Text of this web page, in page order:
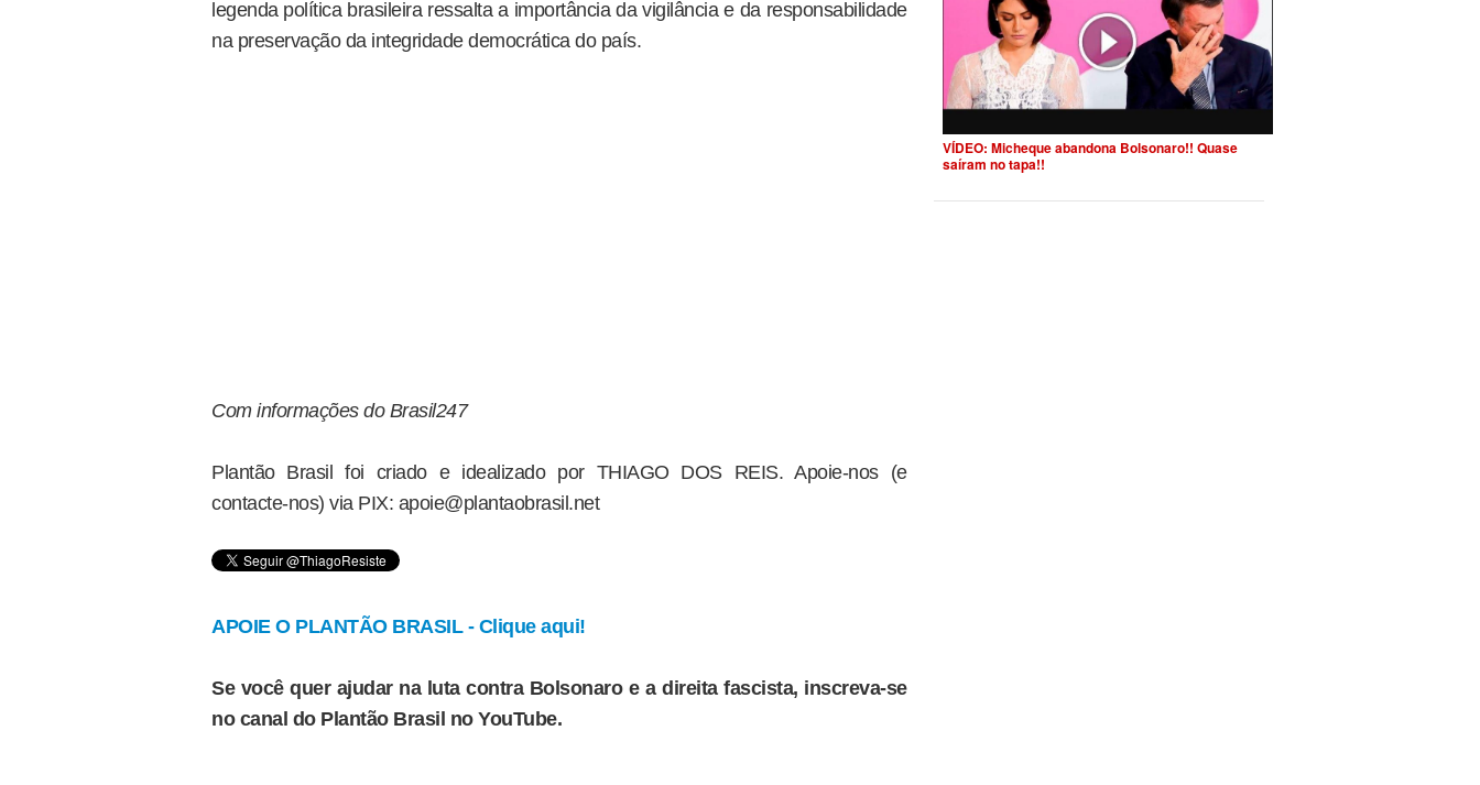
legenda política brasileira ressalta a importância da vigilância e da responsabilidade
na preservação da integridade democrática do país.
Com informações do Brasil247
Plantão Brasil foi criado e idealizado por THIAGO DOS REIS. Apoie-nos (e
contacte-nos) via PIX: apoie@plantaobrasil.net
APOIE O PLANTÃO BRASIL - Clique aqui!
Se você quer ajudar na luta contra Bolsonaro e a direita fascista, inscreva-se
no canal do Plantão Brasil no YouTube.
VÍDEO: Micheque abandona Bolsonaro!! Quase
saíram no tapa!!